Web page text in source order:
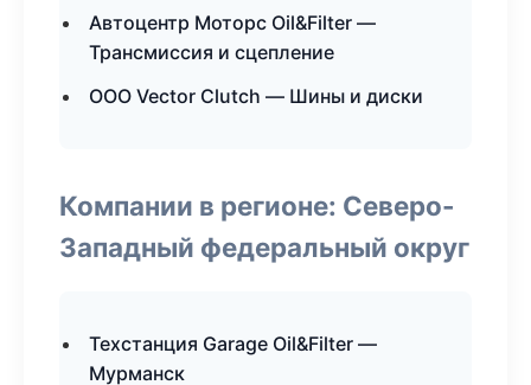
Автоцентр Моторс Oil&Filter —
Трансмиссия и сцепление
ООО Vector Clutch — Шины и диски
Компании в регионе: Северо-
Западный федеральный округ
Техстанция Garage Oil&Filter —
Мурманск